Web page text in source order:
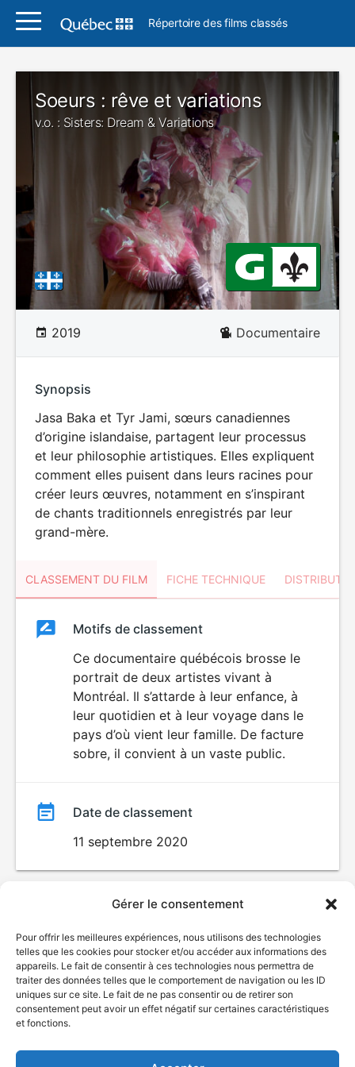
Gérer le consentement
Pour offrir les meilleures expériences, nous utilisons des technologies
telles que les cookies pour stocker et/ou accéder aux informations des
appareils. Le fait de consentir à ces technologies nous permettra de
traiter des données telles que le comportement de navigation ou les ID
uniques sur ce site. Le fait de ne pas consentir ou de retirer son
consentement peut avoir un effet négatif sur certaines caractéristiques
et fonctions.
Répertoire des films classés
Soeurs : rêve et variations
v.o. : Sisters: Dream & Variations
2019 Documentaire
Synopsis
Jasa Baka et Tyr Jami, sœurs canadiennes
d’origine islandaise, partagent leur processus
et leur philosophie artistiques. Elles expliquent
comment elles puisent dans leurs racines pour
créer leurs œuvres, notamment en s’inspirant
de chants traditionnels enregistrés par leur
grand-mère.
CLASSEMENT DU FILM FICHE TECHNIQUE
ClassementClassement
Motifs de classement
Ce documentaire québécois brosse le
portrait de deux artistes vivant à
Montréal. Il s’attarde à leur enfance, à
leur quotidien et à leur voyage dans le
pays d’où vient leur famille. De facture
sobre, il convient à un vaste public.
Date de classement
11 septembre 2020
© Gouvernement du Québec, 2026
Plan du site